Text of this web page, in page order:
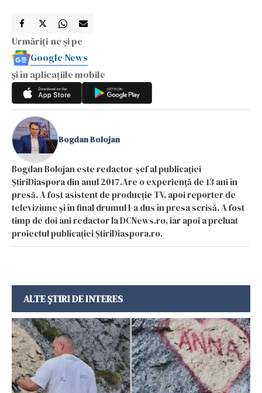
Urmăriți-ne și pe
Google News
și în aplicațiile mobile
Bogdan Bolojan
Bogdan Bolojan este redactor-șef al publicației
ȘtiriDiaspora din anul 2017.Are o experiență de 13 ani în
presă. A fost asistent de producție TV, apoi reporter de
televiziune și în final drumul l-a dus în presa scrisă. A fost
timp de doi ani redactor la DCNews.ro, iar apoi a preluat
proiectul publicației ȘtiriDiaspora.ro.
ALTE ȘTIRI DE INTERES